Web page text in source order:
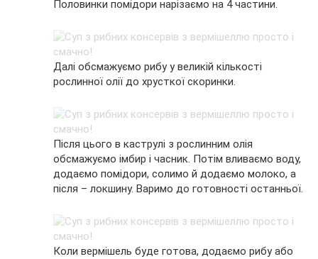
Половинки помідори нарізаємо на 4 частини.
Далі обсмажуємо рибу у великій кількості
рослинної олії до хрусткої скоринки.
Після цього в каструлі з рослинним олія
обсмажуємо імбир і часник. Потім вливаємо воду,
додаємо помідори, солимо й додаємо молоко, а
після – локшину. Варимо до готовності останньої.
Коли вермішель буде готова, додаємо рибу або